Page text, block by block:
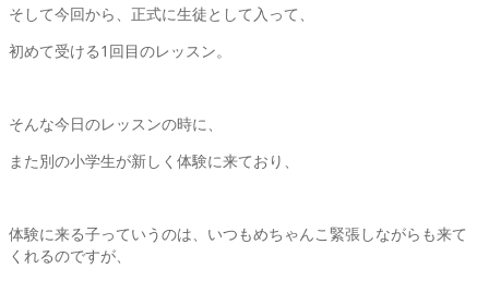
そして今回から、正式に生徒として入って、
初めて受ける1回目のレッスン。
そんな今日のレッスンの時に、
また別の小学生が新しく体験に来ており、
体験に来る子っていうのは、いつもめちゃんこ緊張しながらも来て
くれるのですが、